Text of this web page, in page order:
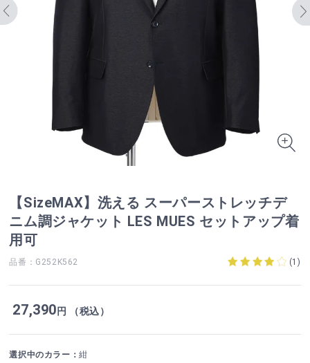
【SizeMAX】洗える スーパーストレッチデ
ニム調ジャケット LES MUES セットアップ着
用可
品番：G252K562 (1 )
27,390円 （税込）
選択中のカラー：紺